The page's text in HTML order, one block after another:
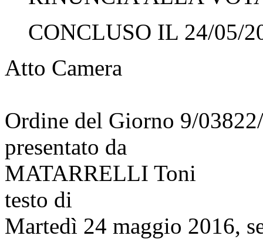
CONCLUSO IL 24/05/
Atto Camera
Ordine del Giorno 9/
presentato da
MATARRELLI Toni
testo di
Martedì 24 maggio 2016,